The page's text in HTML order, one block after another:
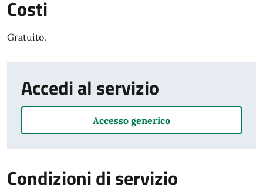
Costi
Gratuito.
Accedi al servizio
Accesso generico
Condizioni di servizio